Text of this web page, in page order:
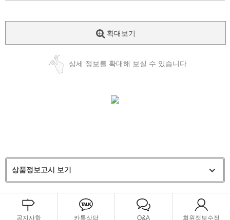
확대보기
상세 정보를 확대해 보실 수 있습니다
상품정보고시 보기
공지사항 카톡상담 Q&A 회원정보수정